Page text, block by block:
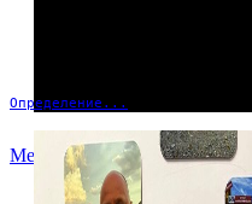
Определение...
Меню